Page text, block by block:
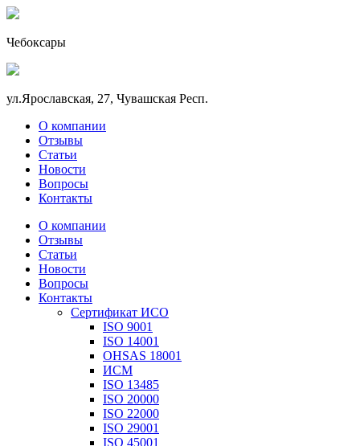
Чебоксары
ул.Ярославская, 27, Чувашская Респ.
О компании
Отзывы
Статьи
Новости
Вопросы
Контакты
О компании
Отзывы
Статьи
Новости
Вопросы
Контакты
Сертификат ИСО
ISO 9001
ISO 14001
OHSAS 18001
ИСМ
ISO 13485
ISO 20000
ISO 22000
ISO 29001
ISO 45001